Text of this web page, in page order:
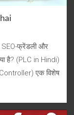
फ्रेंडली और
है? (PLC in Hindi)
एक विशेष